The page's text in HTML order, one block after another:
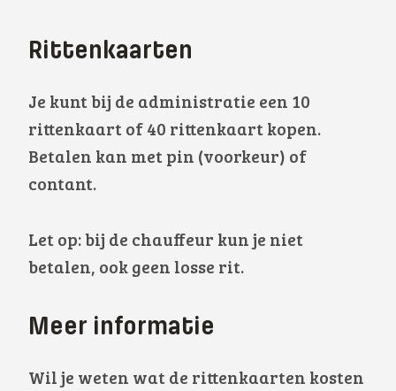
Rittenkaarten
Je kunt bij de administratie een 10
rittenkaart of 40 rittenkaart kopen.
Betalen kan met pin (voorkeur) of
contant.
Let op: bij de chauffeur kun je niet
betalen, ook geen losse rit.
Meer informatie
Wil je weten wat de rittenkaarten kosten